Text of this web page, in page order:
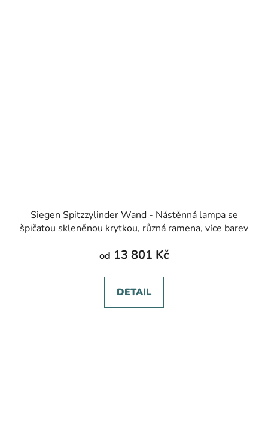
Siegen Spitzzylinder Wand - Nástěnná lampa se
špičatou skleněnou krytkou, různá ramena, více barev
od 13 801 Kč
DETAIL